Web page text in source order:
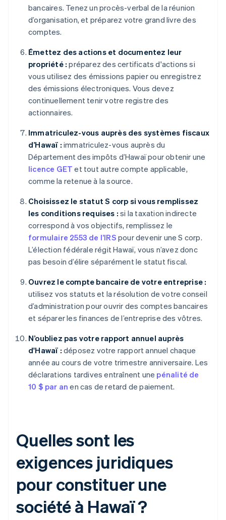
bancaires. Tenez un procès-verbal de la réunion
d’organisation, et préparez votre grand livre des
comptes.
Émettez des actions et documentez leur
propriété : préparez des certificats d'actions si
vous utilisez des émissions papier ou enregistrez
des émissions électroniques. Vous devez
continuellement tenir votre registre des
actionnaires.
Immatriculez-vous auprès des systèmes fiscaux
d’Hawaï : immatriculez-vous auprès du
Département des impôts d’Hawaï pour obtenir une
licence GET et tout autre compte applicable,
comme la retenue à la source.
Choisissez le statut S corp si vous remplissez
les conditions requises : si la taxation indirecte
correspond à vos objectifs, remplissez le
formulaire 2553 de l’IRS pour devenir une S corp.
L’élection fédérale régit Hawaï, vous n’avez donc
pas besoin d’élire séparément le statut fiscal.
Ouvrez le compte bancaire de votre entreprise :
utilisez vos statuts et la résolution de votre conseil
d’administration pour ouvrir des comptes bancaires
et séparer les finances de l’entreprise des vôtres.
N’oubliez pas votre rapport annuel auprès
d'Hawaï : déposez votre rapport annuel chaque
année au cours de votre trimestre anniversaire. Les
déclarations tardives entraînent une pénalité de
10 $ par an en cas de retard de paiement.
Quelles sont les
exigences juridiques
pour constituer une
société à Hawaï ?